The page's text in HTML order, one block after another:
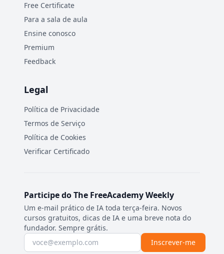
Free Certificate
Para a sala de aula
Ensine conosco
Premium
Feedback
Legal
Política de Privacidade
Termos de Serviço
Política de Cookies
Verificar Certificado
Participe do The FreeAcademy Weekly
Um e-mail prático de IA toda terça-feira. Novos
cursos gratuitos, dicas de IA e uma breve nota do
fundador. Sempre grátis.
Endereço de e-mail Inscrever-me